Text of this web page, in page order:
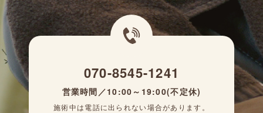
070-8545-1241
営業時間／10:00～19:00(不定休)
施術中は電話に出られない場合があります。